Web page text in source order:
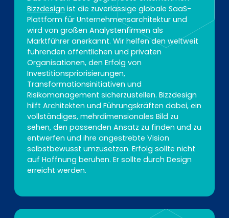
Bizzdesign ist die zuverlässige globale SaaS-
Plattform für Unternehmensarchitektur und
wird von großen Analystenfirmen als
Marktführer anerkannt. Wir helfen den weltweit
führenden öffentlichen und privaten
Organisationen, den Erfolg von
Investitionspriorisierungen,
Transformationsinitiativen und
Risikomanagement sicherzustellen. Bizzdesign
hilft Architekten und Führungskräften dabei, ein
vollständiges, mehrdimensionales Bild zu
sehen, den passenden Ansatz zu finden und zu
entwerfen und ihre angestrebte Vision
selbstbewusst umzusetzen. Erfolg sollte nicht
auf Hoffnung beruhen. Er sollte durch Design
erreicht werden.